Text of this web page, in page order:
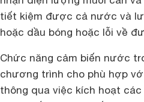
tiết kiệm được cả nước và
hoặc dầu bóng hoặc lỗi về
Chức năng cảm biến nước
chương trình cho phù hợp
thông qua việc kích hoạt